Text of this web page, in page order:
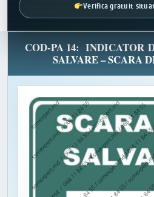
Verifica gratuit
COD-PA 14: INDICATOR
SALVARE – SCARA